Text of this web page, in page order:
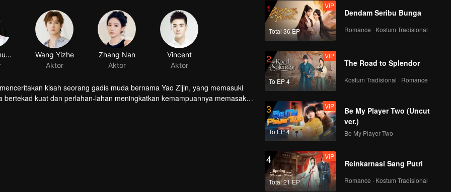
Wang Churan
Wang Yizhe
Aktor
Zhang Nan
Aktor
Vincent
Aktor
kisah seorang gadis muda bernama Yao Zijin, yang memasuki
kuat dan perlahan-lahan meningkatkan kemampuannya memasak
dan terlibat cinta. Selain jalinan hubungan asmaranya dengan Zhu Zhanji,
dari tiga kaisar terkemuka dari Dinasti Ming, menggambarkan masakan
1
Total 36 EP
VIP
Dendam Seribu Bunga
Romance · Kostum Tradisional
2
To EP 4
VIP
The Road to Splendor
Kostum Tradisional · Romance
3
To EP 4
VIP
Be My Player Two (Uncut
ver.)
Be My Player Two
4
Total 21 EP
VIP
Reinkarnasi Sang Putri
Romance · Kostum Tradisional